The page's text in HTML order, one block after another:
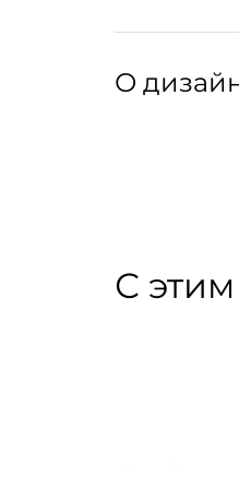
длина: 30,5 см
Артикул
О
С